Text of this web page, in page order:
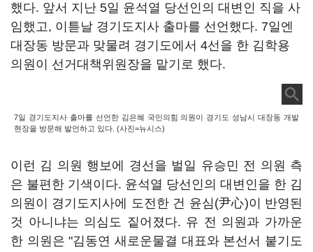
했다. 앞서 지난 5일 윤석열 당선인의 대변인 직을 사
임했고, 이튿날 경기도지사 출마를 선언했다. 7일엔
대장동 방문과 맞물려 경기도에서 4선을 한 김학용
의원이 선거대책위원장을 맡기로 했다.
7일 경기도지사 출마를 선언한 김은혜 국민의힘 의원이 경기도 성남시 대장동 개발
현장을 방문해 발언하고 있다. (사진=뉴시스)
이런 김 의원 행보에 경선을 벌일 유승민 전 의원 측
은 불편한 기색이다. 윤석열 당선인의 대변인을 한 김
의원이 경기도지사에 도전한 건 윤심(尹心)이 반영된
것 아니냐는 의심도 짙어졌다. 유 전 의원과 가까운
한 의원은 "김동연 새로운물결 대표와 본선서 붙기도